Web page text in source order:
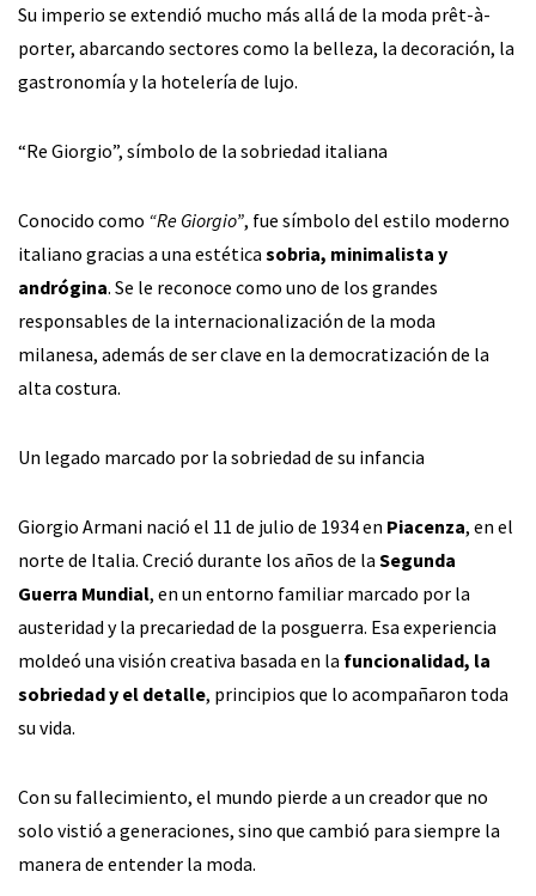
Su imperio se extendió mucho más allá de la moda prêt-à-
porter, abarcando sectores como la belleza, la decoración, la
gastronomía y la hotelería de lujo.
“Re Giorgio”, símbolo de la sobriedad italiana
Conocido como “Re Giorgio”, fue símbolo del estilo moderno
italiano gracias a una estética sobria, minimalista y
andrógina. Se le reconoce como uno de los grandes
responsables de la internacionalización de la moda
milanesa, además de ser clave en la democratización de la
alta costura.
Un legado marcado por la sobriedad de su infancia
Giorgio Armani nació el 11 de julio de 1934 en Piacenza, en el
norte de Italia. Creció durante los años de la Segunda
Guerra Mundial, en un entorno familiar marcado por la
austeridad y la precariedad de la posguerra. Esa experiencia
moldeó una visión creativa basada en la funcionalidad, la
sobriedad y el detalle, principios que lo acompañaron toda
su vida.
Con su fallecimiento, el mundo pierde a un creador que no
solo vistió a generaciones, sino que cambió para siempre la
manera de entender la moda.